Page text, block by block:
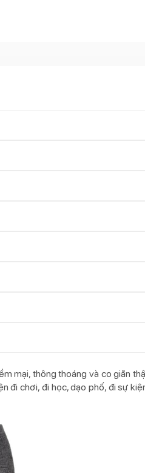
mại, thông thoáng và co giãn
đi chơi, đi học, dạo phố, đi sự